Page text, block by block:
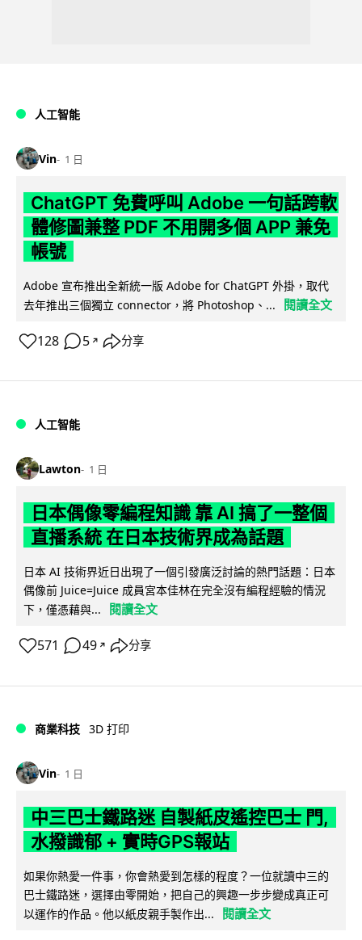
人工智能
Vin 1 日
ChatGPT 免費呼叫 Adobe 一句話跨軟
體修圖兼整 PDF 不用開多個 APP 兼免
帳號
Adobe 宣布推出全新統一版 Adobe for ChatGPT 外掛，取代
去年推出三個獨立 connector，將 Photoshop、...
閱讀全文
128 5 ↗ 分享
人工智能
Lawton 1 日
日本偶像零編程知識 靠 AI 搞了一整個
直播系統 在日本技術界成為話題
日本 AI 技術界近日出現了一個引發廣泛討論的熱門話題：日本
偶像前 Juice=Juice 成員宮本佳林在完全沒有編程經驗的情況
下，僅憑藉與...
閱讀全文
571 49 ↗ 分享
商業科技 3D 打印
Vin 1 日
中三巴士鐵路迷 自製紙皮遙控巴士 門,
水撥識郁 + 實時GPS報站
如果你熱愛一件事，你會熱愛到怎樣的程度？一位就讀中三的
巴士鐵路迷，選擇由零開始，把自己的興趣一步步變成真正可
以運作的作品。他以紙皮親手製作出...
閱讀全文